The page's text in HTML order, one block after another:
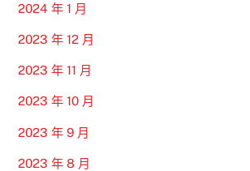
2024 年 1 月
2023 年 12 月
2023 年 11 月
2023 年 10 月
2023 年 9 月
2023 年 8 月